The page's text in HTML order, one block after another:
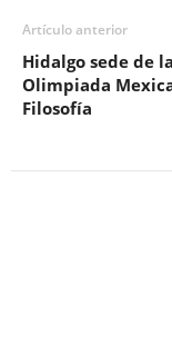
Artículo anterior
Hidalgo sede de
Olimpiada
Filosofía